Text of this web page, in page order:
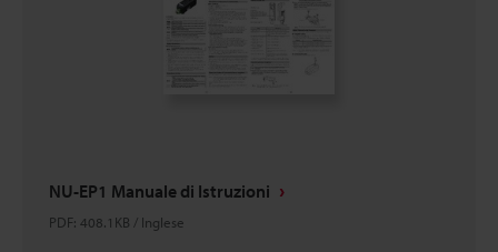
NU-EP1 Manuale di Istruzioni
PDF: 408.1KB / Inglese